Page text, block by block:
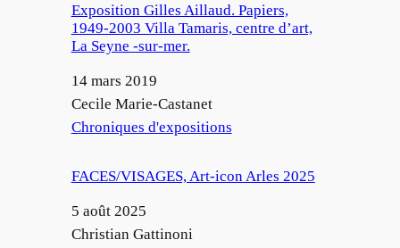
Exposition Gilles Aillaud. Papiers,
1949-2003 Villa Tamaris, centre d’art,
La Seyne -sur-mer.
Date
14 mars 2019
Auteur
Cecile Marie-Castanet
Par rapport à
Chroniques d'expositions
FACES/VISAGES, Art-icon Arles 2025
Date
5 août 2025
Auteur
Christian Gattinoni